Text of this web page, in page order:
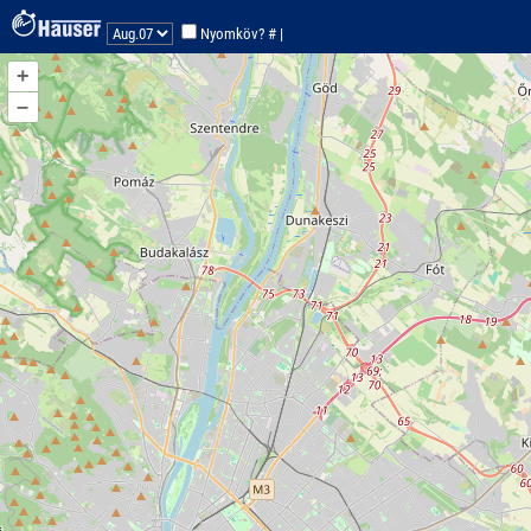
koo:47.5-19.1
Nyomköv? #|
Nincs trackpont a autóra!
+
–